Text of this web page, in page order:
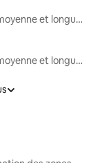
Locations moyenne et longue durée
Locations moyenne et longue durée